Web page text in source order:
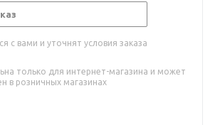
с вами и уточнят условия заказа
только для интернет-магазина и может
в розничных магазинах